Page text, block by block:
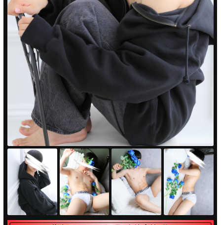
PUA'蒲田
PUA'羽田
PUA'吉祥寺
PUA立川
PUA町田
×閉じる